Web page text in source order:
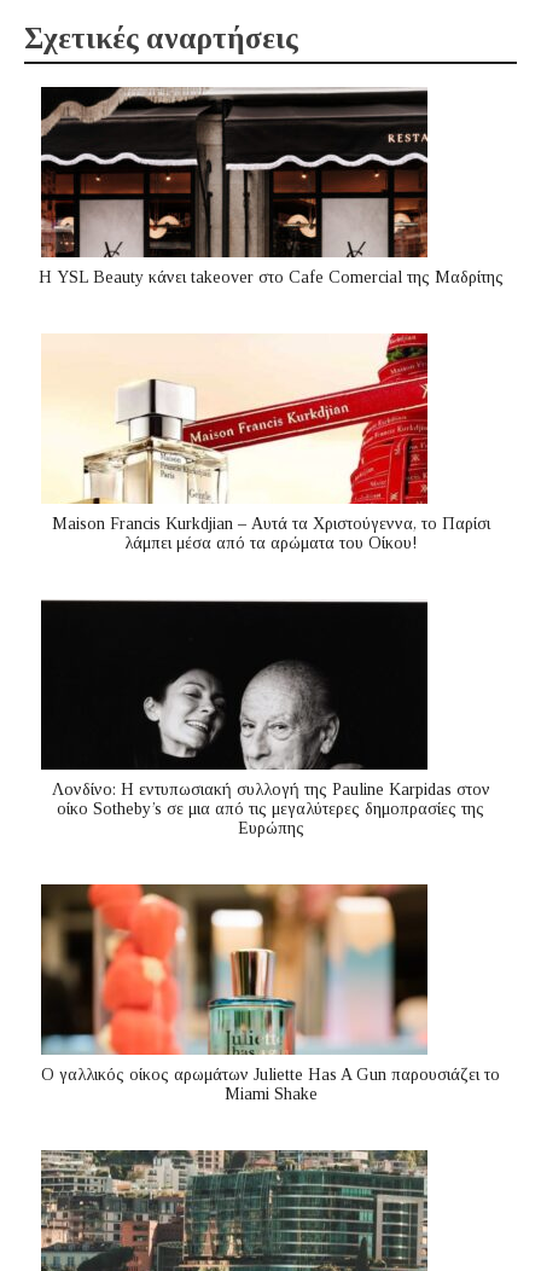
Σχετικές αναρτήσεις
Η YSL Beauty κάνει takeover στο Cafe Comercial της Μαδρίτης
Maison Francis Kurkdjian – Αυτά τα Χριστούγεννα, το Παρίσι
λάμπει μέσα από τα αρώματα του Οίκου!
Λονδίνο: Η εντυπωσιακή συλλογή της Pauline Karpidas στον
οίκο Sotheby’s σε μια από τις μεγαλύτερες δημοπρασίες της
Ευρώπης
Ο γαλλικός οίκος αρωμάτων Juliette Has A Gun παρουσιάζει το
Miami Shake